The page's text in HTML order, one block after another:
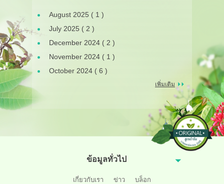
August 2025 ( 1 )
July 2025 ( 2 )
December 2024 ( 2 )
November 2024 ( 1 )
October 2024 ( 6 )
เพิ่มเติม
ข้อมูลทั่วไป
เกี่ยวกับเรา ข่าว
บล็อก